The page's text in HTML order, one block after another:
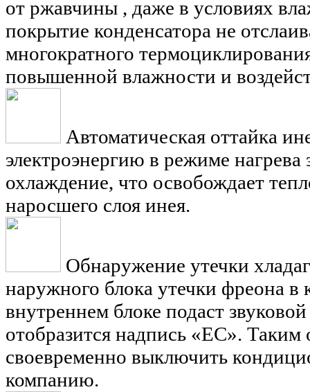
от ржавчины , даже в условиях
покрытие конденсатора не
многократного
повышенной влажности и
Автоматическая оттайка
электроэнергию в режиме
охлаждение, что освобождает
наросшего слоя инея.
Обнаружение утечки
наружного блока утечки фреона
внутреннем блоке подаст
отобразится надпись «EC». Таким
своевременно выключить
компанию.